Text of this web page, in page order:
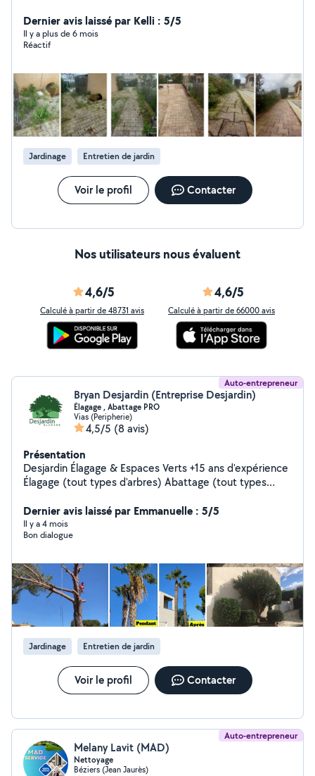
vos besoins Tonte débroussaillage désherbage Thaille
de haie élagage entretien des arbuste Remise en état
des extérieurs nettoyage des allées Évacuation des
de meubles Vous pouvez me contacter directement
Dernier avis laissé par Kelli : 5/5
Il y a plus de 6 mois
Réactif
Jardinage Entretien de jardin
Voir le profil Contacter
Nos utilisateurs nous évaluent
4,6/5
Calculé à partir de 48731 avis
4,6/5
Calculé à partir de 66000 avis
Auto-entrepreneur
Bryan Desjardin (Entreprise Desjardin)
Élagage , Abattage PRO
Vias (Peripherie)
4,5/5 (8 avis)
Présentation
Desjardin Élagage & Espaces Verts +15 ans d'expérience
Élagage (tout types d'arbres) Abattage (tout types
arbustes, arbres Entretien & remise en état Traitements
des arbres Création de jardins Pose de clôtures
Nettoyage haute pression Camion benne & nacelle
Dernier avis laissé par Emmanuelle : 5/5
Il y a 4 mois
Bon dialogue
Jardinage Entretien de jardin
Voir le profil Contacter
Auto-entrepreneur
Melany Lavit (MAD)
Nettoyage
Béziers (Jean Jaurès)